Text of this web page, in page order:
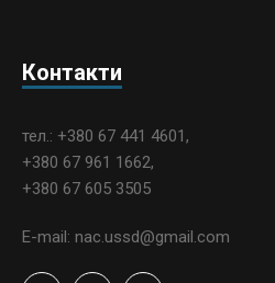
Контакти
тел.: +380 67 441 4601,
+380 67 961 1662,
+380 67 605 3505
E-mail: nac.ussd@gmail.com